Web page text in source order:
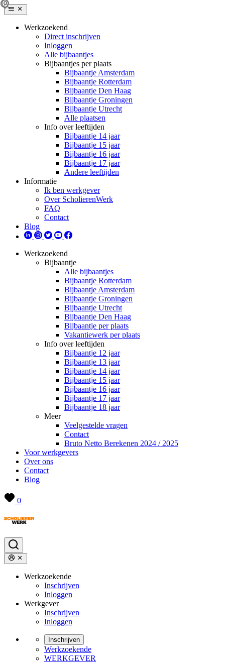
Werkzoekend
Direct inschrijven
Inloggen
Alle bijbaantjes
Bijbaantjes per plaats
Bijbaantje Amsterdam
Bijbaantje Rotterdam
Bijbaantje Den Haag
Bijbaantje Groningen
Bijbaantje Utrecht
Alle plaatsen
Info over leeftijden
Bijbaantje 14 jaar
Bijbaantje 15 jaar
Bijbaantje 16 jaar
Bijbaantje 17 jaar
Andere leeftijden
Informatie
Ik ben werkgever
Over ScholierenWerk
FAQ
Contact
Blog
Werkzoekend
Bijbaantje
Alle bijbaantjes
Bijbaantje Rotterdam
Bijbaantje Amsterdam
Bijbaantje Groningen
Bijbaantje Utrecht
Bijbaantje Den Haag
Bijbaantje per plaats
Vakantiewerk per plaats
Info over leeftijden
Bijbaantje 12 jaar
Bijbaantje 13 jaar
Bijbaantje 14 jaar
Bijbaantje 15 jaar
Bijbaantje 16 jaar
Bijbaantje 17 jaar
Bijbaantje 18 jaar
Meer
Veelgestelde vragen
Contact
Bruto Netto Berekenen 2024 / 2025
Voor werkgevers
Over ons
Contact
Blog
0
Werkzoekende
Inschrijven
Inloggen
Werkgever
Inschrijven
Inloggen
Inschrijven
Werkzoekende
WERKGEVER